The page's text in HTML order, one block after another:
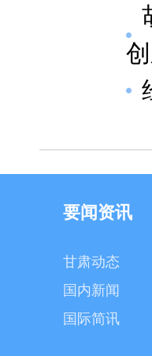
要闻资讯
甘肃动态
国内新闻
国际简讯